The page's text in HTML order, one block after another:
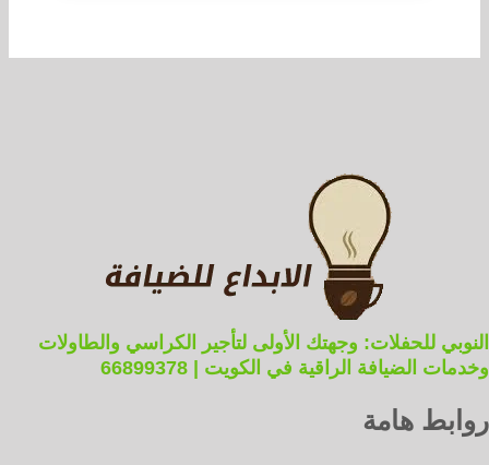
النوبي للحفلات: وجهتك الأولى لتأجير الكراسي والطاولات
وخدمات الضيافة الراقية في الكويت | 66899378
روابط هامة